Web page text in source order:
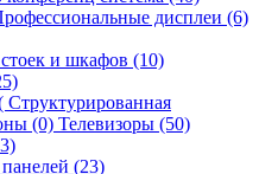
дисплеи (6)
и шкафов (10)
(0) Телевизоры (50)
(23)